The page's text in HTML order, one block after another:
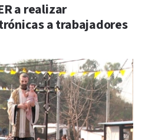
a realizar
a trabajadores